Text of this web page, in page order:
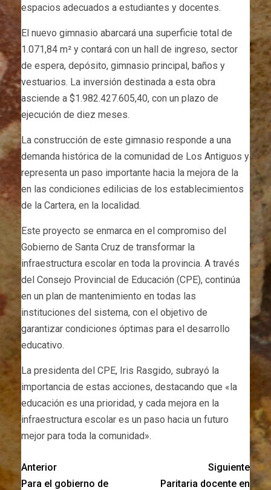
espacios adecuados a estudiantes y docentes.​
El nuevo gimnasio abarcará una superficie total de
1.071,84 m² y contará con un hall de ingreso, sector
de espera, depósito, gimnasio principal, baños y
vestuarios. La inversión destinada a esta obra
asciende a $1.982.427.605,40, con un plazo de
ejecución de diez meses. ​
La construcción de este gimnasio responde a una
demanda histórica de la comunidad de Los Antiguos y
representa un paso importante hacia la mejora de la
en las condiciones edilicias de los establecimientos
de la Cartera, en la localidad.
Este proyecto se enmarca en el compromiso del
Gobierno de Santa Cruz de transformar la
infraestructura escolar en toda la provincia. A través
del Consejo Provincial de Educación (CPE), continúa
en un plan de mantenimiento en todas las
instituciones del sistema, con el objetivo de
garantizar condiciones óptimas para el desarrollo
educativo. ​
La presidenta del CPE, Iris Rasgido, subrayó la
importancia de estas acciones, destacando que «la
educación es una prioridad, y cada mejora en la
infraestructura escolar es un paso hacia un futuro
mejor para toda la comunidad». ​
Anterior
Para el gobierno de
Siguiente
Paritaria docente en